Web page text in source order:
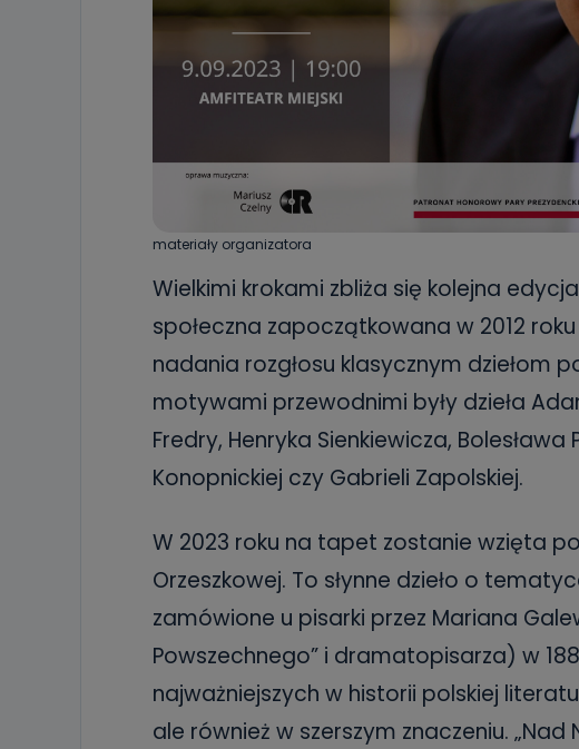
materiały organizatora
Wielkimi krokami zbliża się kolejna edycja
społeczna zapoczątkowana w 2012
nadania rozgłosu klasycznym dziełom
motywami przewodnimi były dzieła
Fredry, Henryka Sienkiewicza,
Konopnickiej czy Gabrieli Zapolskiej.
W 2023 roku na tapet zostanie wzięta
Orzeszkowej. To słynne dzieło o
zamówione u pisarki przez Mariana
Powszechnego” i dramatopisarza) w
najważniejszych w historii polskiej
ale również w szerszym znaczeniu.